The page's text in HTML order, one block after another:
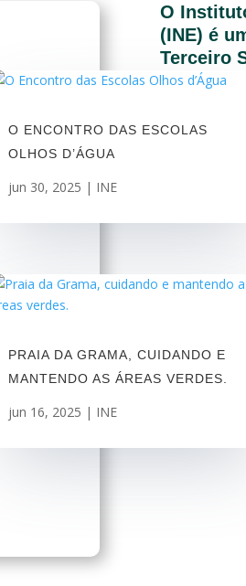
O
(INE) é
Terceiro
A
ações
O ENCONTRO DAS ESCOLAS
OLHOS D’ÁGUA
jun 30, 2025 | INE
PRAIA DA GRAMA, CUIDANDO E
MANTENDO AS ÁREAS VERDES.
jun 16, 2025 | INE